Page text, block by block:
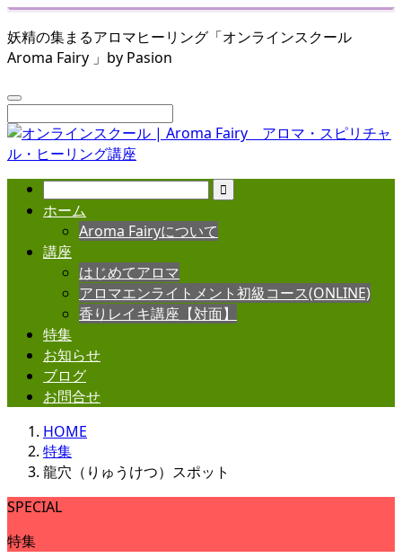
妖精の集まるアロマヒーリング「オンラインスクール
Aroma Fairy 」by Pasion
ホーム
Aroma Fairyについて
講座
はじめてアロマ
アロマエンライトメント初級コース(ONLINE)
香りレイキ講座【対面】
特集
お知らせ
ブログ
お問合せ
HOME
特集
龍穴（りゅうけつ）スポット
SPECIAL
特集